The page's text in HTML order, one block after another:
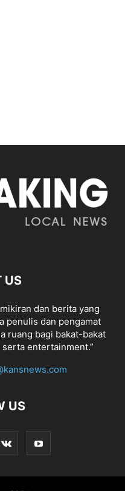
US
dan berita yang
penulis dan pengamat
ruang bagi bakat-bakat
entertainment.”
US